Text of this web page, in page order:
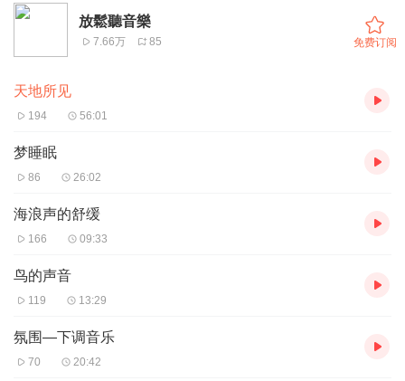
意守
放鬆聽音樂
7.66万 85 免费订阅
天地所见
194 56:01
梦睡眠
86 26:02
海浪声的舒缓
166 09:33
鸟的声音
119 13:29
氛围—下调音乐
70 20:42